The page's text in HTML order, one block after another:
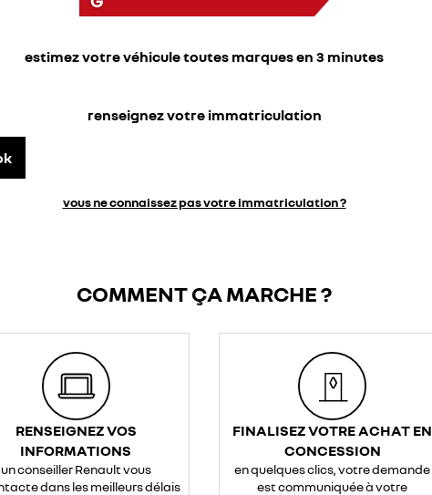
estimez votre véhicule toutes marques en 3 minutes
renseignez votre immatriculation
vous ne connaissez pas votre immatriculation ?
COMMENT ÇA MARCHE ?
RENSEIGNEZ VOS
INFORMATIONS
un conseiller Renault vous
dans les meilleurs délais
FINALISEZ VOTRE ACHAT EN
CONCESSION
en quelques clics, votre demande
est communiquée à votre